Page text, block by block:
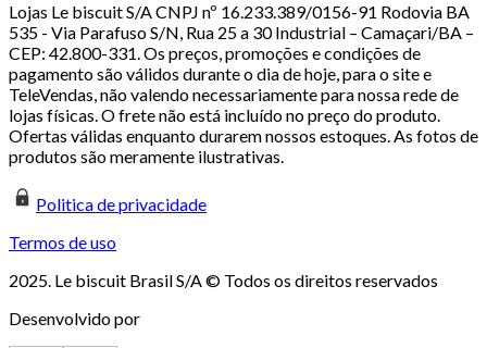
Lojas Le biscuit S/A CNPJ nº 16.233.389/0156-91 Rodovia BA
535 - Via Parafuso S/N, Rua 25 a 30 Industrial – Camaçari/BA –
CEP: 42.800-331. Os preços, promoções e condições de
pagamento são válidos durante o dia de hoje, para o site e
TeleVendas, não valendo necessariamente para nossa rede de
lojas físicas. O frete não está incluído no preço do produto.
Ofertas válidas enquanto durarem nossos estoques. As fotos de
produtos são meramente ilustrativas.
Politica de privacidade
Termos de uso
2025. Le biscuit Brasil S/A © Todos os direitos reservados
Desenvolvido por